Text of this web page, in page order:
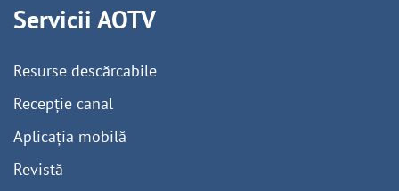
Servicii AOTV
Resurse descărcabile
Recepție canal
Aplicația mobilă
Revistă